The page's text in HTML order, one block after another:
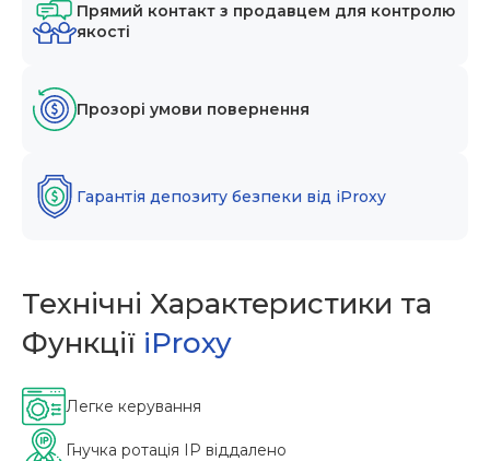
Прямий контакт з продавцем для контролю
якості
Прозорі умови повернення
Гарантія депозиту безпеки від iProxy
Технічні Характеристики та
Функції iProxy
Легке керування
Гнучка ротація IP віддалено